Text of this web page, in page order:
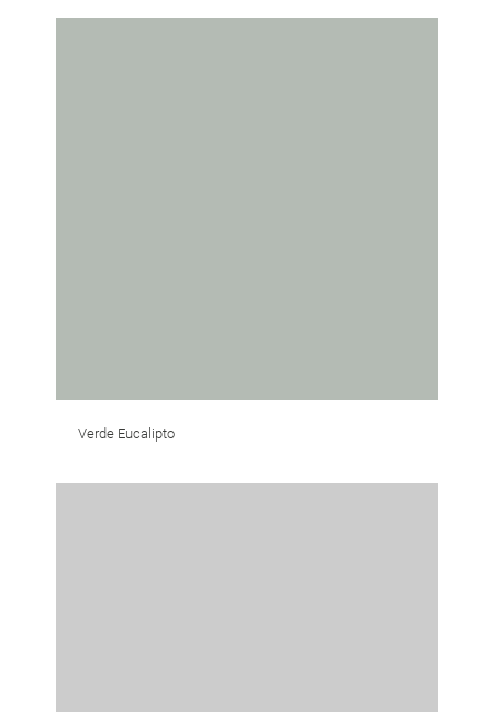
Verde Eucalipto